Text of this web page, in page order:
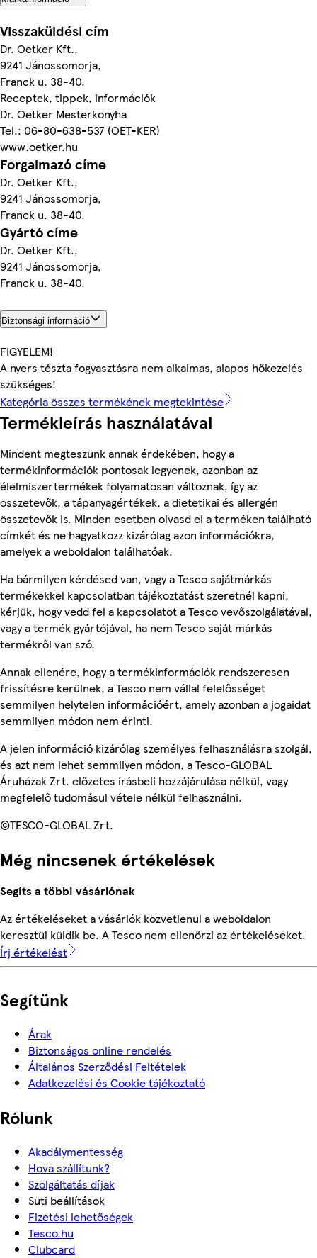
Visszaküldési cím
Dr. Oetker Kft.,
9241 Jánossomorja,
Franck u. 38-40.
Receptek, tippek, információk
Dr. Oetker Mesterkonyha
Tel.: 06-80-638-537 (OET-KER)
www.oetker.hu
Forgalmazó címe
Dr. Oetker Kft.,
9241 Jánossomorja,
Franck u. 38-40.
Gyártó címe
Dr. Oetker Kft.,
9241 Jánossomorja,
Franck u. 38-40.
Biztonsági információ
FIGYELEM!
A nyers tészta fogyasztásra nem alkalmas, alapos hőkezelés
szükséges!
Kategória összes termékének megtekintése
Termékleírás használatával
Mindent megteszünk annak érdekében, hogy a
termékinformációk pontosak legyenek, azonban az
élelmiszertermékek folyamatosan változnak, így az
összetevők, a tápanyagértékek, a dietetikai és allergén
összetevők is. Minden esetben olvasd el a terméken található
címkét és ne hagyatkozz kizárólag azon információkra,
amelyek a weboldalon találhatóak.
Ha bármilyen kérdésed van, vagy a Tesco sajátmárkás
termékekkel kapcsolatban tájékoztatást szeretnél kapni,
kérjük, hogy vedd fel a kapcsolatot a Tesco vevőszolgálatával,
vagy a termék gyártójával, ha nem Tesco saját márkás
termékről van szó.
Annak ellenére, hogy a termékinformációk rendszeresen
frissítésre kerülnek, a Tesco nem vállal felelősséget
semmilyen helytelen információért, amely azonban a jogaidat
semmilyen módon nem érinti.
A jelen információ kizárólag személyes felhasználásra szolgál,
és azt nem lehet semmilyen módon, a Tesco-GLOBAL
Áruházak Zrt. előzetes írásbeli hozzájárulása nélkül, vagy
megfelelő tudomásul vétele nélkül felhasználni.
©TESCO-GLOBAL Zrt.
Még nincsenek értékelések
Segíts a többi vásárlónak
Az értékeléseket a vásárlók közvetlenül a weboldalon
keresztül küldik be. A Tesco nem ellenőrzi az értékeléseket.
Írj értékelést
Segítünk
Árak
Biztonságos online rendelés
Általános Szerződési Feltételek
Adatkezelési és Cookie tájékoztató
Rólunk
Akadálymentesség
Hova szállítunk?
Szolgáltatás díjak
Süti beállítások
Fizetési lehetőségek
Tesco.hu
Clubcard